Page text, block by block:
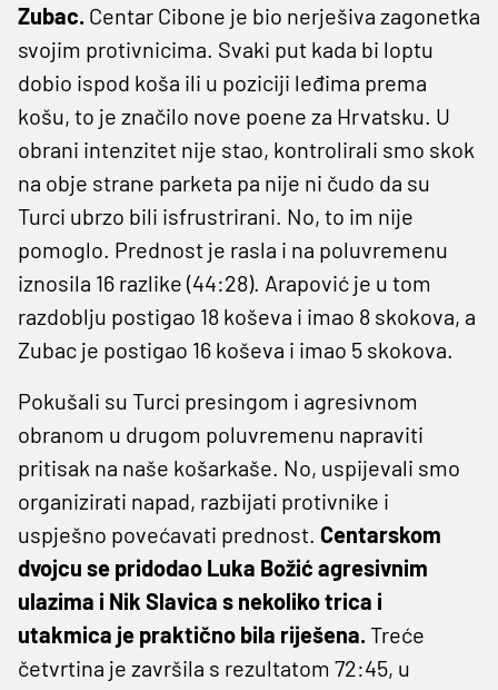
Zubac. Centar Cibone je bio nerješiva zagonetka
svojim protivnicima. Svaki put kada bi loptu
dobio ispod koša ili u poziciji leđima prema
košu, to je značilo nove poene za Hrvatsku. U
obrani intenzitet nije stao, kontrolirali smo skok
na obje strane parketa pa nije ni čudo da su
Turci ubrzo bili isfrustrirani. No, to im nije
pomoglo. Prednost je rasla i na poluvremenu
iznosila 16 razlike (44:28). Arapović je u tom
razdoblju postigao 18 koševa i imao 8 skokova, a
Zubac je postigao 16 koševa i imao 5 skokova.
Pokušali su Turci presingom i agresivnom
obranom u drugom poluvremenu napraviti
pritisak na naše košarkaše. No, uspijevali smo
organizirati napad, razbijati protivnike i
uspješno povećavati prednost. Centarskom
dvojcu se pridodao Luka Božić agresivnim
ulazima i Nik Slavica s nekoliko trica i
utakmica je praktično bila riješena.Treće
četvrtina je završila s rezultatom 72:45, u